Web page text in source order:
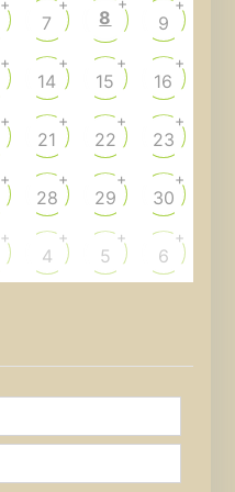
+
7
+
8 9
+
+
14
+
15
+
16
+
+
21
+
22
+
23
+
+
28
+
29
+
30
+
+
4
+
5
+
6
+